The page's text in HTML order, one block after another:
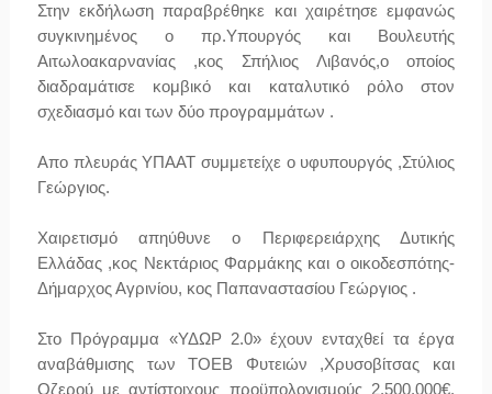
Στην εκδήλωση παραβρέθηκε και χαιρέτησε εμφανώς
συγκινημένος ο πρ.Υπουργός και Βουλευτής
Αιτωλοακαρνανίας ,κος Σπήλιος Λιβανός,ο οποίος
διαδραμάτισε κομβικό και καταλυτικό ρόλο στον
σχεδιασμό και των δύο προγραμμάτων .
Απο πλευράς ΥΠΑΑΤ συμμετείχε ο υφυπουργός ,Στύλιος
Γεώργιος.
Χαιρετισμό απηύθυνε ο Περιφερειάρχης Δυτικής
Ελλάδας ,κος Νεκτάριος Φαρμάκης και ο οικοδεσπότης-
Δήμαρχος Αγρινίου, κος Παπαναστασίου Γεώργιος .
Στο Πρόγραμμα «ΥΔΩΡ 2.0» έχουν ενταχθεί τα έργα
αναβάθμισης των ΤΟΕΒ Φυτειών ,Χρυσοβίτσας και
Οζερού με αντίστοιχους προϋπολογισμούς 2.500.000€,